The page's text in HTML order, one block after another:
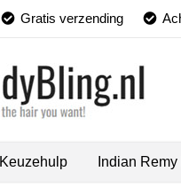
Gratis verzending
Keuzehulp Indian